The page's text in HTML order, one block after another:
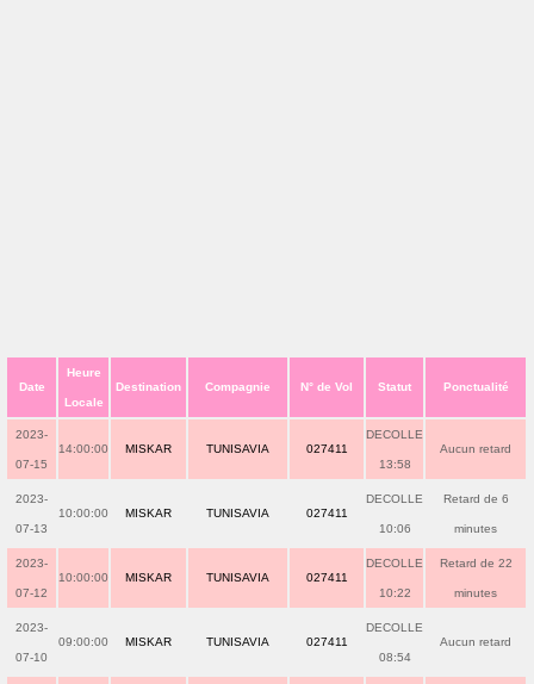
Date
Heure
Locale
Destination Compagnie N° de Vol Statut Ponctualité
2023-
07-15
14:00:00 MISKAR TUNISAVIA 027411
DECOLLE
13:58
Aucun retard
2023-
07-13
10:00:00 MISKAR TUNISAVIA 027411
DECOLLE
10:06
Retard de 6
minutes
2023-
07-12
10:00:00 MISKAR TUNISAVIA 027411
DECOLLE
10:22
Retard de 22
minutes
2023-
07-10
09:00:00 MISKAR TUNISAVIA 027411
DECOLLE
08:54
Aucun retard